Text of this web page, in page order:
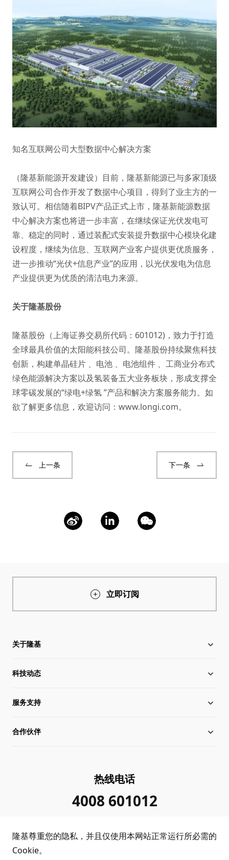
知名互联网公司大型数据中心解决方案
（隆基新能源开发建设）目前，隆基新能源已与多家顶级
互联网公司合作开发了数据中心项目，得到了业主方的一
致认可。相信随着BIPV产品正式上市，隆基新能源数据
中心解决方案也将进一步丰富，在继续保证光伏发电可
靠、稳定的同时，通过装配式安装提升数据中心模块化建
设程度，继续为信息、互联网产业客户提供更优质服务，
进一步推动“光伏+信息产业”的应用，以光伏发电为信息
产业提供更为优质的清洁电力来源。
关于隆基股份
隆基股份（上海证券交易所代码：601012)，致力于打造
全球最具价值的太阳能科技公司。隆基股份持续聚焦科技
创新，构建单晶硅片 、电池 、电池组件 、工商业分布式
绿色能源解决方案以及氢装备五大业务板块，形成支撑全
球零碳发展的“绿电+绿氢 ”产品和解决方案服务能力。如
欲了解更多信息，欢迎访问： www.longi.com。
上一条 下一条
立即订阅
关于隆基
关于隆基
全球化布局
管理层信息
投诉举报
科技动态
硅片价格
行业动态
服务支持
下载中心
客户问题反馈
合作伙伴
协同创新合作
热线电话
4008 601012
隆基尊重您的隐私，并且仅使用本网站正常运行所必需的
Cookie。